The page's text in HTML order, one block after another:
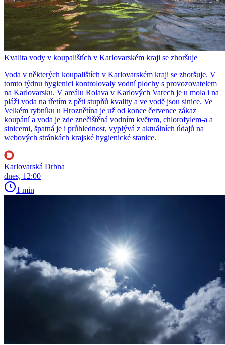
Kvalita vody v koupalištích v Karlovarském kraji se zhoršuje
Voda v některých koupalištích v Karlovarském kraji se zhoršuje. V
tomto týdnu hygienici kontrolovaly vodní plochy s provozovatelem
na Karlovarsku. V areálu Rolava v Karlových Varech je u mola i na
pláži voda na třetím z pěti stupňů kvality a ve vodě jsou sinice. Ve
Velkém rybníku u Hroznětína je už od konce července zákaz
koupání a voda je zde znečištěná vodním květem, chlorofylem-a a
sinicemi, špatná je i průhlednost, vyplývá z aktuálních údajů na
webových stránkách krajské hygienické stanice.
Karlovarská Drbna
dnes, 12:00
1 min